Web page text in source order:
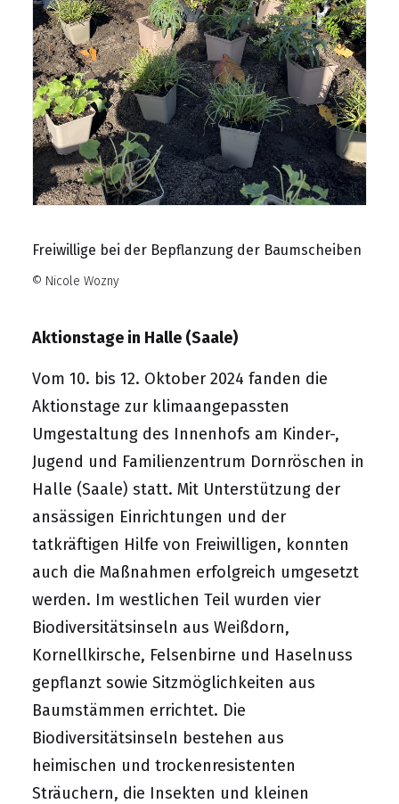
Freiwillige bei der Bepflanzung der Baumscheiben
© Nicole Wozny
Aktionstage in Halle (Saale)
Vom 10. bis 12. Oktober 2024 fanden die
Aktionstage zur klimaangepassten
Umgestaltung des Innenhofs am Kinder-,
Jugend und Familienzentrum Dornröschen in
Halle (Saale) statt. Mit Unterstützung der
ansässigen Einrichtungen und der
tatkräftigen Hilfe von Freiwilligen, konnten
auch die Maßnahmen erfolgreich umgesetzt
werden. Im westlichen Teil wurden vier
Biodiversitätsinseln aus Weißdorn,
Kornellkirsche, Felsenbirne und Haselnuss
gepflanzt sowie Sitzmöglichkeiten aus
Baumstämmen errichtet. Die
Biodiversitätsinseln bestehen aus
heimischen und trockenresistenten
Sträuchern, die Insekten und kleinen